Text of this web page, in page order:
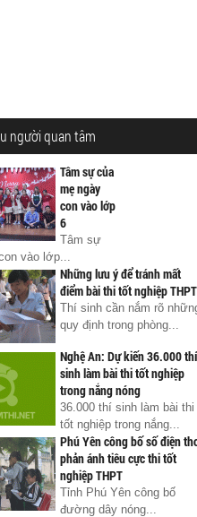
người quan tâm
Tâm sự của
mẹ ngày
con vào lớp
6
Tâm sự
vào lớp...
Những lưu ý để tránh mất
điểm bài thi tốt nghiệp THPT
Thí sinh cần nắm rõ
quy định trong phòng...
Nghệ An: Dự kiến 36.000 thí
sinh làm bài thi tốt nghiệp
trong nắng nóng
36.000 thí sinh làm bài thi
tốt nghiệp trong nắng...
Phú Yên công bố số điện
phản ánh tiêu cực thi tốt
nghiệp THPT
Tỉnh Phú Yên công bố
đường dây nóng...